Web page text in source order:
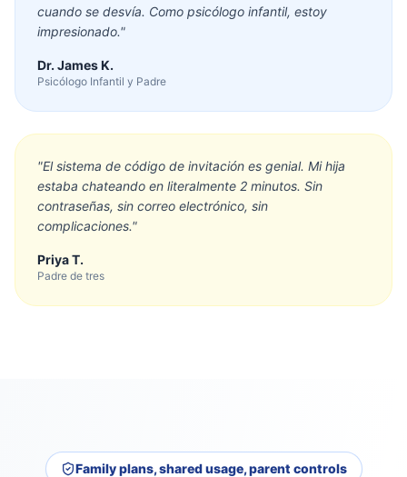
cuando se desvía. Como psicólogo infantil, estoy
impresionado."
Dr. James K.
Psicólogo Infantil y Padre
"El sistema de código de invitación es genial. Mi hija
estaba chateando en literalmente 2 minutos. Sin
contraseñas, sin correo electrónico, sin
complicaciones."
Priya T.
Padre de tres
Family plans, shared usage, parent controls